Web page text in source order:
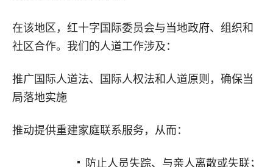
在该地区，红十字国际委员会与当地政府、组织和
社区合作。我们的人道工作涉及：
推广国际人道法、国际人权法和人道原则，确保当
局落地实施
推动提供重建家庭联系服务，从而：
防止人员失踪、与亲人离散或失联；